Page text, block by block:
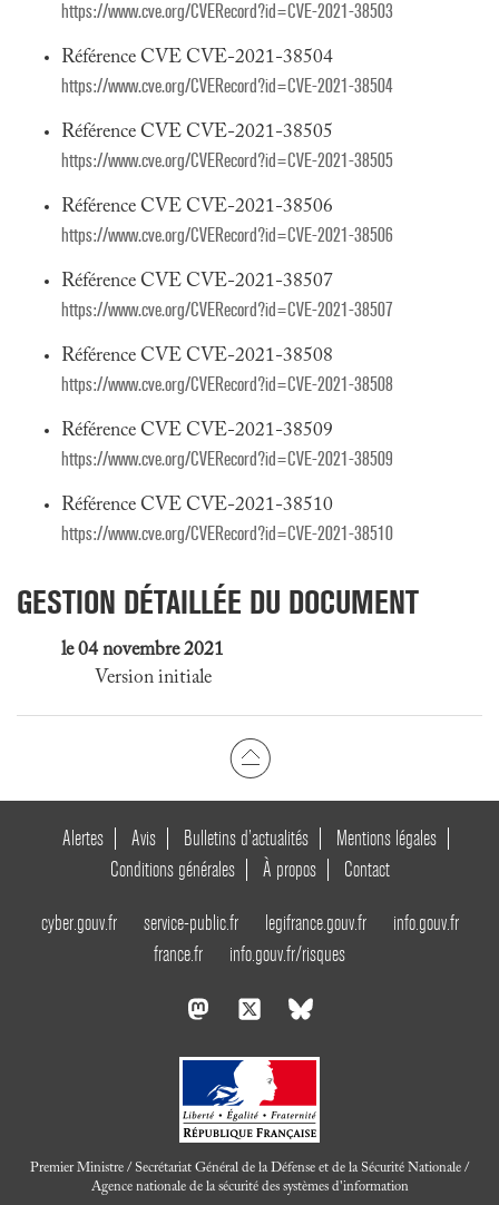
https://www.cve.org/CVERecord?id=CVE-2021-38503
Référence CVE CVE-2021-38504
https://www.cve.org/CVERecord?id=CVE-2021-38504
Référence CVE CVE-2021-38505
https://www.cve.org/CVERecord?id=CVE-2021-38505
Référence CVE CVE-2021-38506
https://www.cve.org/CVERecord?id=CVE-2021-38506
Référence CVE CVE-2021-38507
https://www.cve.org/CVERecord?id=CVE-2021-38507
Référence CVE CVE-2021-38508
https://www.cve.org/CVERecord?id=CVE-2021-38508
Référence CVE CVE-2021-38509
https://www.cve.org/CVERecord?id=CVE-2021-38509
Référence CVE CVE-2021-38510
https://www.cve.org/CVERecord?id=CVE-2021-38510
GESTION DÉTAILLÉE DU DOCUMENT
le 04 novembre 2021
Version initiale
Alertes Avis Bulletins d’actualités
Mentions légales
Conditions générales
À propos Contact
cyber.gouv.fr service-public.fr legifrance.gouv.fr
info.gouv.fr
france.fr
info.gouv.fr/risques
Premier Ministre / Secrétariat Général de la Défense et de la Sécurité Nationale /
Agence nationale de la sécurité des systèmes d'information